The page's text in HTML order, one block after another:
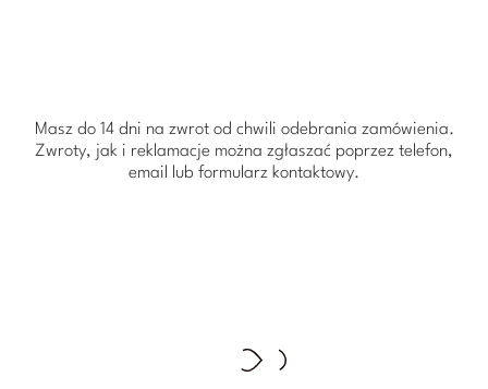
Masz do 14 dni na zwrot od chwili odebrania zamówienia.
Zwroty, jak i reklamacje można zgłaszać poprzez telefon,
email lub formularz kontaktowy.